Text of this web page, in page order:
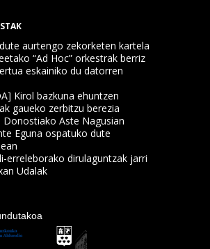
aurtengo zekorketen kartela
“Ad Hoc” orkestrak berriz
eskainiko du datorren
Kirol bazkuna ehuntzen
gaueko zerbitzu berezia
Donostiako Aste Nagusian
Eguna ospatuko dute
erreleborako dirulaguntzak jarri
Udalak